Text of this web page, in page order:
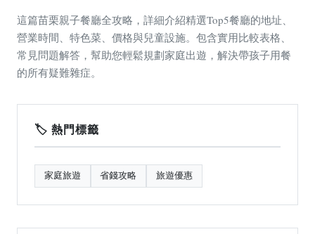
這篇苗栗親子餐廳全攻略，詳細介紹精選Top5餐廳的地址、
營業時間、特色菜、價格與兒童設施。包含實用比較表格、
常見問題解答，幫助您輕鬆規劃家庭出遊，解決帶孩子用餐
的所有疑難雜症。
🏷️ 熱門標籤
家庭旅遊 省錢攻略 旅遊優惠